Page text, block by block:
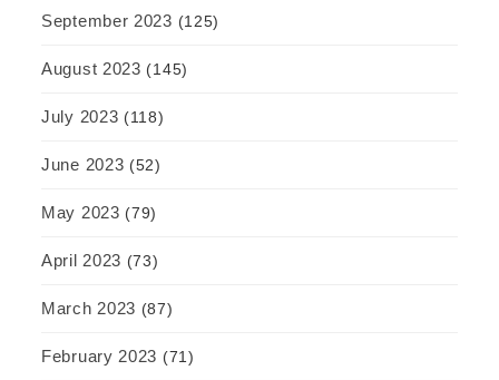
September 2023 (125)
August 2023 (145)
July 2023 (118)
June 2023 (52)
May 2023 (79)
April 2023 (73)
March 2023 (87)
February 2023 (71)